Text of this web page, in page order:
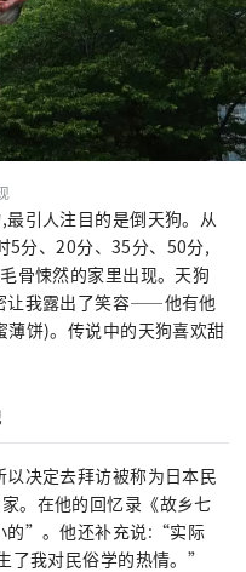
引人注目的是倒天狗。从
5分、20分、35分、50分,
骨悚然的家里出现。天狗
让我露出了笑容——他有他
饼)。传说中的天狗喜欢甜
决定去拜访被称为日本民
。在他的回忆录《故乡七
的”。他还补充说:“实际
了我对民俗学的热情。”